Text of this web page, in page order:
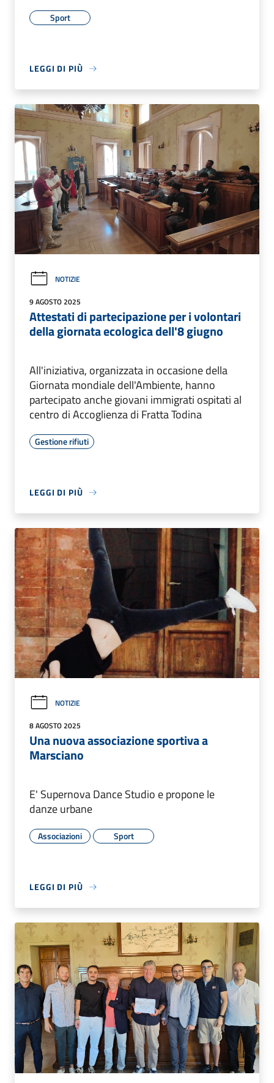
Sport
LEGGI DI PIÙ
NOTIZIE
9 AGOSTO 2025
Attestati di partecipazione per i volontari
della giornata ecologica dell'8 giugno
All'iniziativa, organizzata in occasione della
Giornata mondiale dell'Ambiente, hanno
partecipato anche giovani immigrati ospitati al
centro di Accoglienza di Fratta Todina
Gestione rifiuti
LEGGI DI PIÙ
NOTIZIE
8 AGOSTO 2025
Una nuova associazione sportiva a
Marsciano
E' Supernova Dance Studio e propone le
danze urbane
Associazioni Sport
LEGGI DI PIÙ